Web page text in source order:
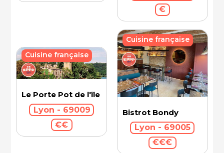
€
Le Porte Pot de l'île Barbe
Lyon - 69009
€€
Cuisine française
Bistrot Bondy
Lyon - 69005
€€€
Cuisine française